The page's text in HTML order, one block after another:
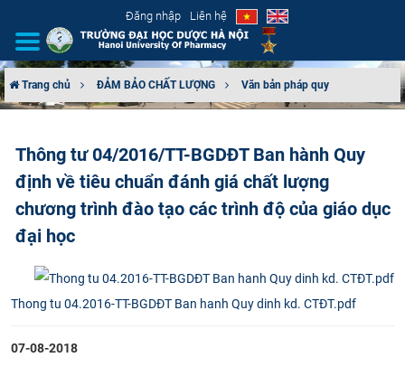
Đăng nhập Liên hệ
CƠ CẤU TỔ CHỨC
TUYỂN SINH
ĐÀO TẠO
ĐẢM BẢO CHẤT LƯỢNG
KHOA HỌC CÔNG NGHỆ
Trang chủ ĐẢM BẢO CHẤT LƯỢNG Văn bản pháp quy
Thông tư 04/2016/TT-BGDĐT Ban hành Quy
định về tiêu chuẩn đánh giá chất lượng
chương trình đào tạo các trình độ của giáo dục
đại học
Thong tu 04.2016-TT-BGDĐT Ban hanh Quy dinh kd. CTĐT.pdf
07-08-2018